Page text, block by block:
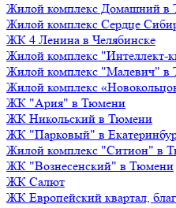
Жилой комплекс Домашний в
Жилой комплекс Сердце
ЖК 4 Ленина в Челябинске
Жилой комплекс "Интеллект-
Жилой комплекс "Малевич" в
Жилой комплекс
ЖК "Ария" в Тюмени
ЖК Никольский в Тюмени
ЖК "Парковый" в
Жилой комплекс "Ситион" в
ЖК "Вознесенский" в Тюмени
ЖК Салют
ЖК Европейский квартал,